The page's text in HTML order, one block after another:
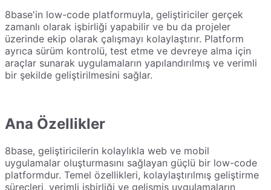
8base'in low-code platformuyla, geliştiriciler gerçek
zamanlı olarak işbirliği yapabilir ve bu da projeler
üzerinde ekip olarak çalışmayı kolaylaştırır. Platform
ayrıca sürüm kontrolü, test etme ve devreye alma için
araçlar sunarak uygulamaların yapılandırılmış ve verimli
bir şekilde geliştirilmesini sağlar.
Ana Özellikler
8base, geliştiricilerin kolaylıkla web ve mobil
uygulamalar oluşturmasını sağlayan güçlü bir low-code
platformdur. Temel özellikleri, kolaylaştırılmış geliştirme
süreçleri, verimli işbirliği ve gelişmiş uygulamaların